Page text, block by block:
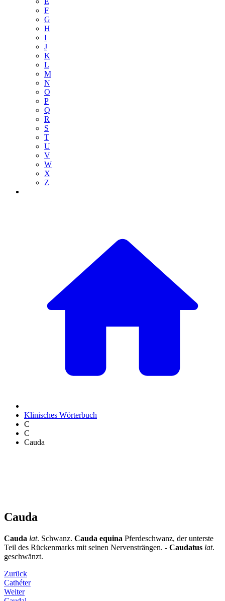
F
G
H
I
J
K
L
M
N
O
P
Q
R
S
T
U
V
W
X
Z
Klinisches Wörterbuch
C
C
Cauda
Cauda
Cauda lat. Schwanz. Cauda equina Pferdeschwanz, der unterste
Teil des Rückenmarks mit seinen Nervensträngen. - Caudatus lat.
geschwänzt.
Zurück
Cathéter
Weiter